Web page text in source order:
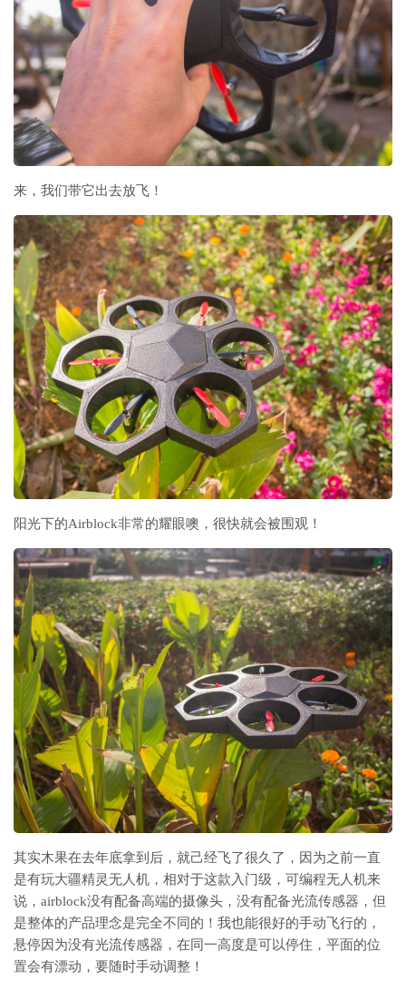
来，我们带它出去放飞！
阳光下的Airblock非常的耀眼噢，很快就会被围观！
其实木果在去年底拿到后，就己经飞了很久了，因为之前一直
是有玩大疆精灵无人机，相对于这款入门级，可编程无人机来
说，airblock没有配备高端的摄像头，没有配备光流传感器，但
是整体的产品理念是完全不同的！我也能很好的手动飞行的，
悬停因为没有光流传感器，在同一高度是可以停住，平面的位
置会有漂动，要随时手动调整！